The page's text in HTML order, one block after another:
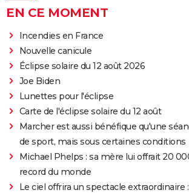
EN CE MOMENT
Incendies en France
Nouvelle canicule
Éclipse solaire du 12 août 2026
Joe Biden
Lunettes pour l'éclipse
Carte de l'éclipse solaire du 12 août
Marcher est aussi bénéfique qu'une
de sport, mais sous certaines conditions
Michael Phelps : sa mère lui offrait 20
record du monde
Le ciel offrira un spectacle extraordinaire